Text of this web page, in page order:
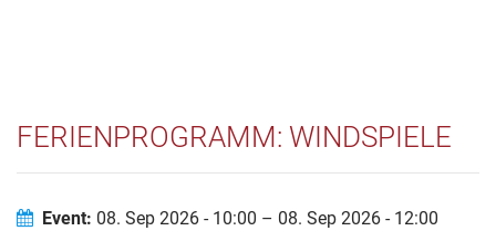
FERIENPROGRAMM: WINDSPIELE
Event: 08. Sep 2026 - 10:00 – 08. Sep 2026 - 12:00